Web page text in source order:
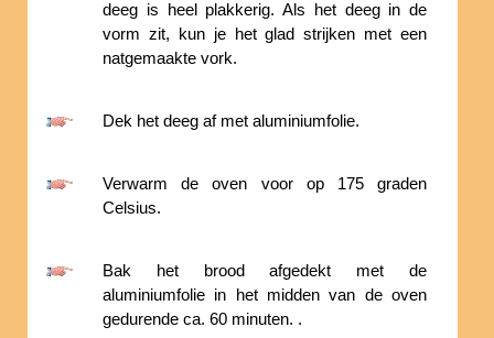
deeg is heel plakkerig. Als het deeg in de
vorm zit, kun je het glad strijken met een
natgemaakte vork.
Dek het deeg af met aluminiumfolie.
Verwarm de oven voor op 175 graden
Celsius.
Bak het brood afgedekt met de
aluminiumfolie in het midden van de oven
gedurende ca. 60 minuten. .